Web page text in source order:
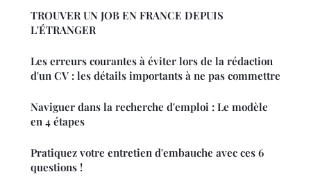
TROUVER UN JOB EN FRANCE DEPUIS
L'ÉTRANGER
Les erreurs courantes à éviter lors de la rédaction
d'un CV : les détails importants à ne pas commettre
Naviguer dans la recherche d'emploi : Le modèle
en 4 étapes
Pratiquez votre entretien d'embauche avec ces 6
questions !